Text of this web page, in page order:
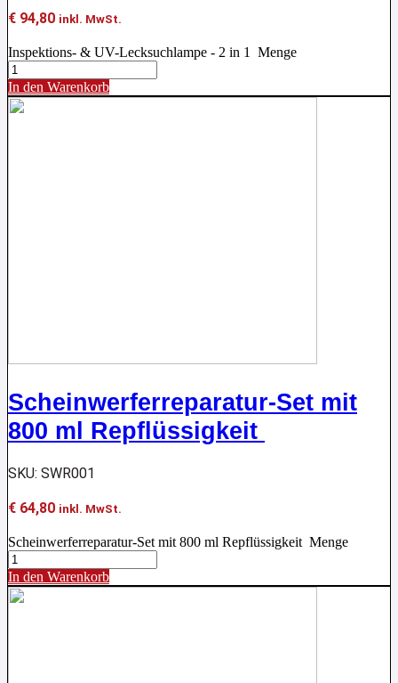
€ 94,80 inkl. MwSt.
Inspektions- & UV-Lecksuchlampe - 2 in 1 Menge
In den Warenkorb
Scheinwerferreparatur-Set mit
800 ml Repflüssigkeit
SKU: SWR001
€ 64,80 inkl. MwSt.
Scheinwerferreparatur-Set mit 800 ml Repflüssigkeit Menge
In den Warenkorb